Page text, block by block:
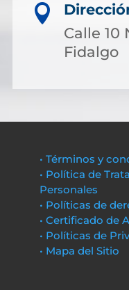

Calle 10
Fidalgo
• Términos y
• Política de
Personales
• Políticas de
• Certificado de
• Políticas de
• Mapa del Sitio